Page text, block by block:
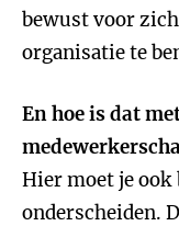
bewust voor
organisatie te
En hoe is dat
Hier moet je ook
onderscheiden.